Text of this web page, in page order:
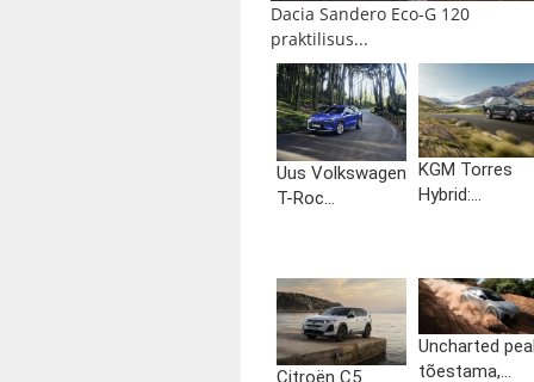
Dacia Sandero Eco-G 120
praktilisus...
Uus Volkswagen
T-Roc...
KGM Torres
Hybrid:...
Citroën C5
Uncharted
tõestama,...